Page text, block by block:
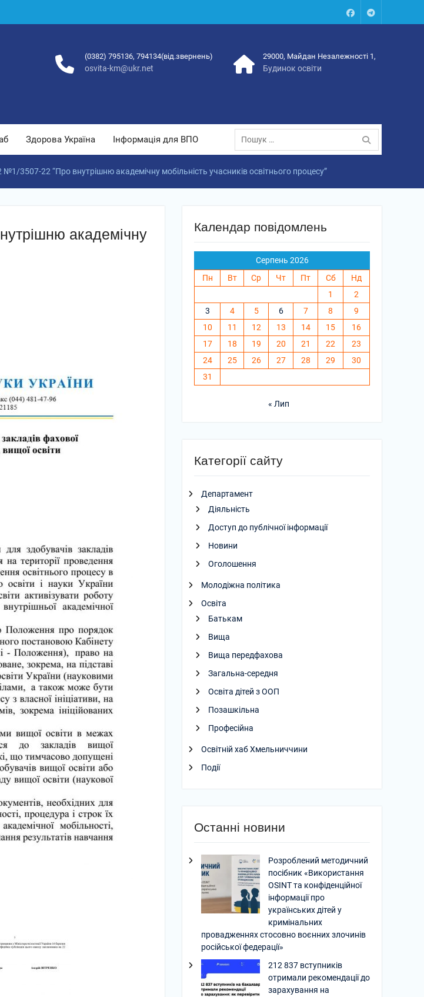
FacebookTalegram
(0382) 795136, 794134(від.звернень)
osvita-km@ukr.net
29000, Майдан Незалежності 1,
Будинок освіти
Здорова Україна Інформація для ВПО
Пошук:
3507-22 “Про внутрішню академічну мобільність учасників освітнього процесу”
академічну
Календар повідомлень
Серпень 2026
Пн
Вт Ср Чт Пт Сб
Нд
1
2
3
4 5 6 7 8
9
10
11 12 13 14 15
16
17
18 19 20 21 22
23
24
25 26 27 28 29
30
31
« Лип
Категорії сайту
Департамент
Діяльність
Доступ до публічної інформації
Новини
Оголошення
Молодіжна політика
Освіта
Батькам
Вища
Вища передфахова
Загальна-середня
Освіта дітей з ООП
Позашкільна
Професійна
Освітній хаб Хмельниччини
Події
Останні новини
Розроблений методичний
посібник «Використання
OSINT та конфіденційної
інформації про
українських дітей у
кримінальних
провадженнях стосовно воєнних злочинів
російської федерації»
212 837 вступників
отримали рекомендації до
зарахування на